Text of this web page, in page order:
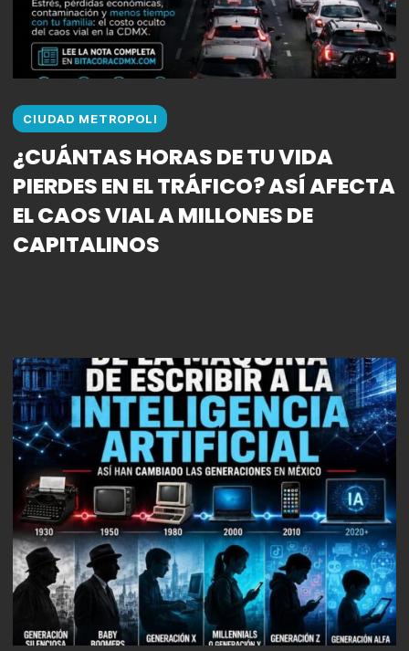
CIUDAD METROPOLI
¿CUÁNTAS HORAS DE TU VIDA
PIERDES EN EL TRÁFICO? ASÍ AFECTA
EL CAOS VIAL A MILLONES DE
CAPITALINOS